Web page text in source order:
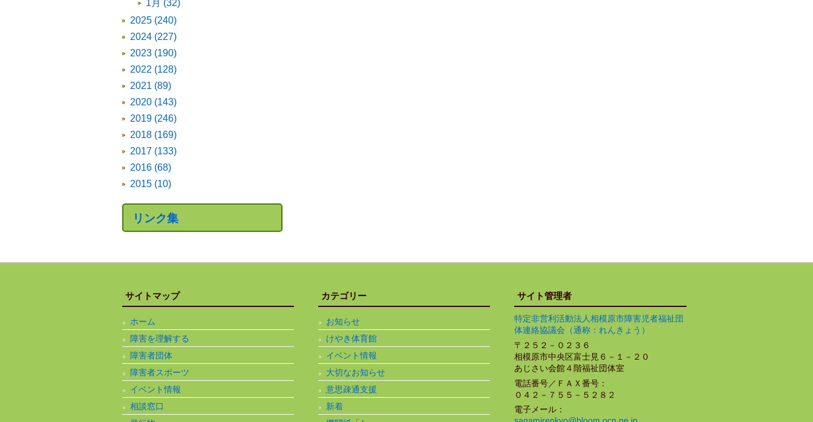
1月 (32)
2025 (240)
2024 (227)
2023 (190)
2022 (128)
2021 (89)
2020 (143)
2019 (246)
2018 (169)
2017 (133)
2016 (68)
2015 (10)
リンク集
サイトマップ
ホーム
障害を理解する
障害者団体
障害者スポーツ
イベント情報
相談窓口
カテゴリー
お知らせ
けやき体育館
イベント情報
大切なお知らせ
意思疎通支援
新着
サイト管理者
特定非営利活動法人相模原市障害児者福祉団
体連絡協議会（通称：れんきょう）
〒２５２－０２３６
相模原市中央区富士見６－１－２０
あじさい会館４階福祉団体室
電話番号／ＦＡＸ番号：
０４２－７５５－５２８２
電子メール：